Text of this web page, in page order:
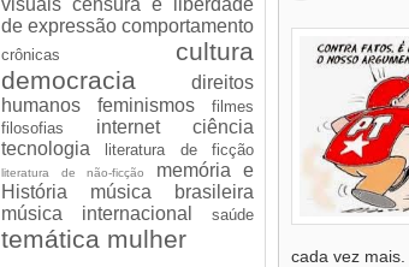
visuais censura e liberdade
de expressão comportamento
crônicas
cultura
democracia
direitos
humanos
feminismos
filmes
filosofias
internet ciência
tecnologia
literatura de ficção
literatura de não-ficção
memória e
História
música brasileira
música internacional
saúde
temática mulher
cada vez